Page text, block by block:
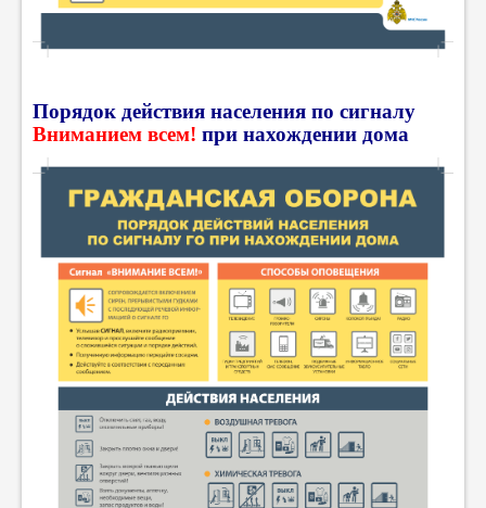
Порядок действия населения по сигналу
Вниманием всем! при нахождении дома